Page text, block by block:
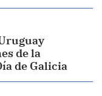
de la
de Galicia